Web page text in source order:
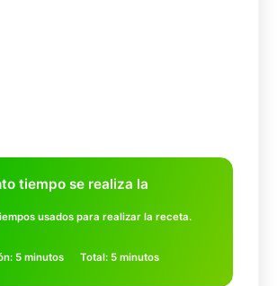
tiempo se realiza la
usados para realizar la receta.
5 minutos Total: 5 minutos